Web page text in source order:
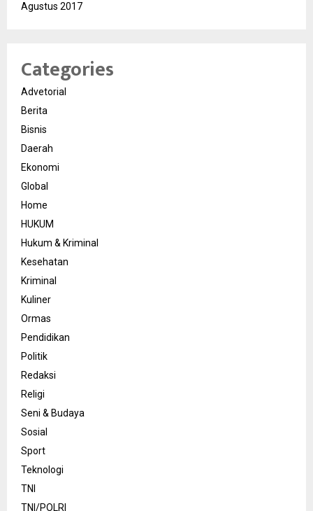
Agustus 2017
Categories
Advetorial
Berita
Bisnis
Daerah
Ekonomi
Global
Home
HUKUM
Hukum & Kriminal
Kesehatan
Kriminal
Kuliner
Ormas
Pendidikan
Politik
Redaksi
Religi
Seni & Budaya
Sosial
Sport
Teknologi
TNI
TNI/POLRI